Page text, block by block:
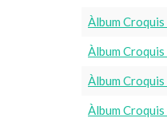
Àlbum
Àlbum
Àlbum
Àlbum